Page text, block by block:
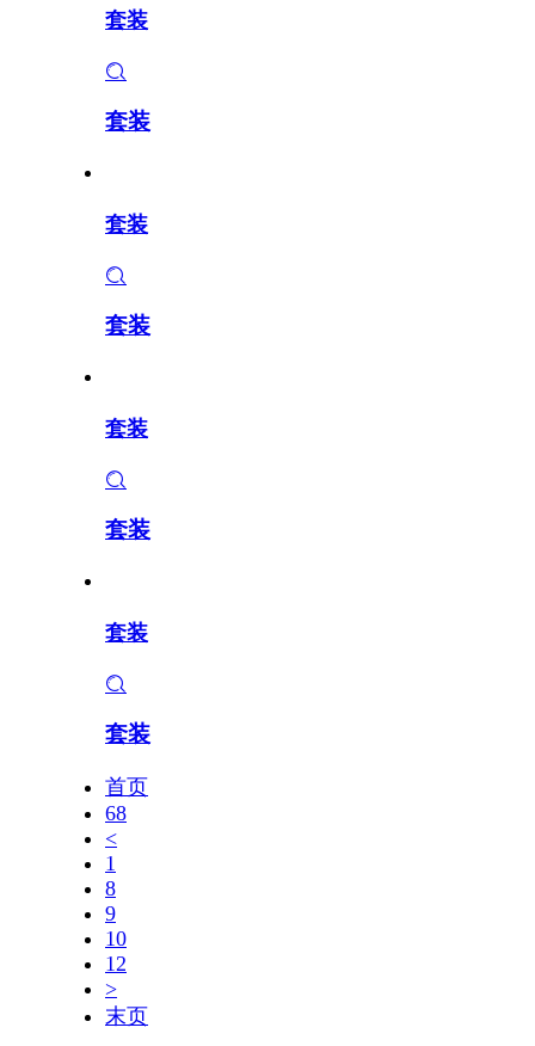
套装
套装
套装
套装
套装
套装
套装
套装
首页
68
<
1
8
9
10
12
>
末页